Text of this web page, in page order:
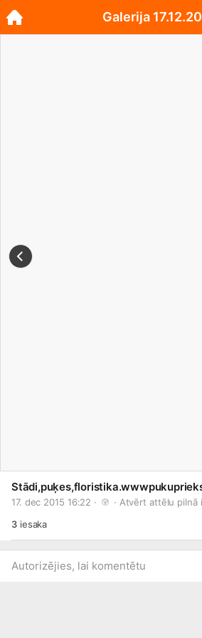
17. dec 2015 16:22 · · Atvērt attēlu pilnā
3iesaka
Autorizējies, lai komentētu
Galerija